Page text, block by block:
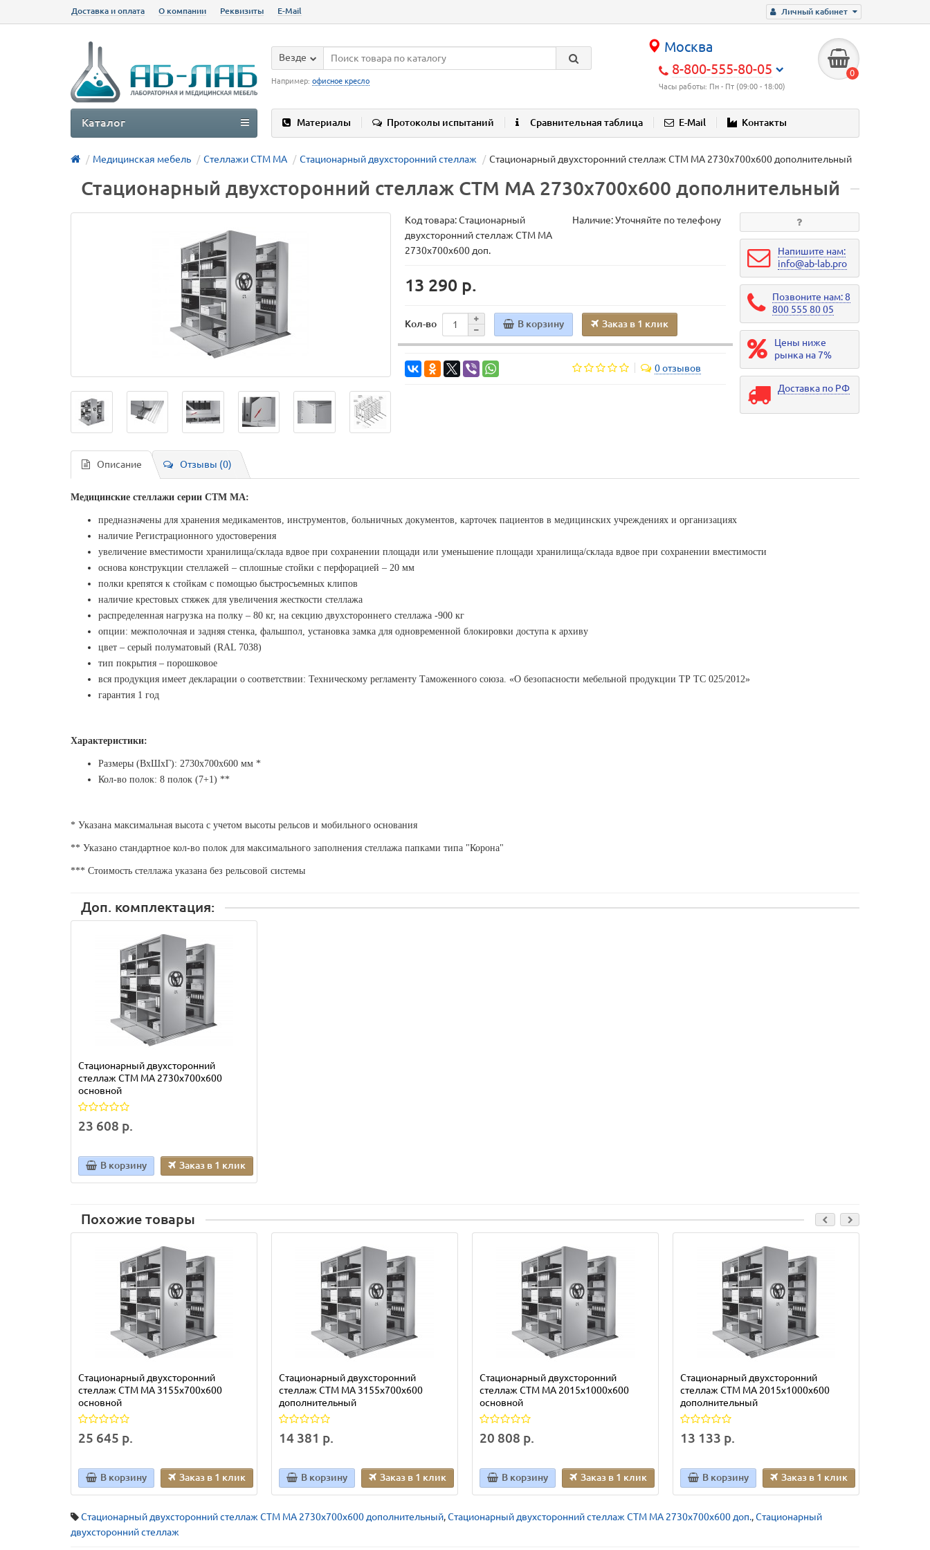
Личный кабинет
Доставка и оплата О компании Реквизиты E-Mail
Москва
8-800-555-80-05
Часы работы: Пн - Пт (09:00 - 18:00)
0
Везде
Например: офисное кресло
Материалы Протоколы испытаний Сравнительная таблица E-Mail Контакты
Каталог
Медицинская мебель Стеллажи СТМ МА Стационарный двухсторонний стеллаж Стационарный двухсторонний стеллаж СТМ МА 2730х700х600 дополнительный
Стационарный двухсторонний стеллаж СТМ МА 2730х700х600 дополнительный
Код товара:Стационарный
двухсторонний стеллаж СТМ МА
2730х700х600 доп.
Наличие: Уточняйте по телефону
13 290 р.
Кол-во В корзину Заказ в 1 клик
0 отзывов
Напишите нам:
info@ab-lab.pro
Позвоните нам: 8
800 555 80 05
Цены ниже
рынка на 7%
Доставка по РФ
Описание Отзывы (0)
Медицинские стеллажи серии СТМ МА:
предназначены для хранения медикаментов, инструментов, больничных документов, карточек пациентов в медицинских учреждениях и организациях
наличие Регистрационного удостоверения
увеличение вместимости хранилища/склада вдвое при сохранении площади или уменьшение площади хранилища/склада вдвое при сохранении вместимости
основа конструкции стеллажей – сплошные стойки с перфорацией – 20 мм
полки крепятся к стойкам с помощью быстросъемных клипов
наличие крестовых стяжек для увеличения жесткости стеллажа
распределенная нагрузка на полку – 80 кг, на секцию двухстороннего стеллажа -900 кг
опции: межполочная и задняя стенка, фальшпол, установка замка для одновременной блокировки доступа к архиву
цвет – серый полуматовый (RAL 7038)
тип покрытия – порошковое
вся продукция имеет декларации о соответствии: Техническому регламенту Таможенного союза. «О безопасности мебельной продукции ТР ТС 025/2012»
гарантия 1 год
Характеристики:
Размеры (ВхШхГ): 2730х700х600 мм *
Кол-во полок: 8 полок (7+1) **
* Указана максимальная высота с учетом высоты рельсов и мобильного основания
** Указано стандартное кол-во полок для максимального заполнения стеллажа папками типа "Корона"
*** Стоимость стеллажа указана без рельсовой системы
Доп. комплектация:
Стационарный двухсторонний
стеллаж СТМ МА 2730х700х600
основной
23 608 р.
В корзину Заказ в 1 клик
Похожие товары
Стационарный двухсторонний
стеллаж СТМ МА 3155х700х600
основной
25 645 р.
В корзину Заказ в 1 клик
Стационарный двухсторонний
стеллаж СТМ МА 3155х700х600
дополнительный
14 381 р.
В корзину Заказ в 1 клик
Стационарный двухсторонний
стеллаж СТМ МА 2015х1000х600
основной
20 808 р.
В корзину Заказ в 1 клик
Стационарный двухсторонний
стеллаж СТМ МА 2015х1000х600
дополнительный
13 133 р.
В корзину Заказ в 1 клик
Стационарный двухсторонний стеллаж СТМ МА 2730х700х600 дополнительный,Стационарный двухсторонний стеллаж СТМ МА 2730х700х600 доп.,Стационарный
двухсторонний стеллаж